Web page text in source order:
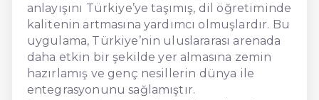
anlayışını Türkiye’ye taşımış, dil öğretiminde
kalitenin artmasına yardımcı olmuşlardır. Bu
uygulama, Türkiye’nin uluslararası arenada
daha etkin bir şekilde yer almasına zemin
hazırlamış ve genç nesillerin dünya ile
entegrasyonunu sağlamıştır.